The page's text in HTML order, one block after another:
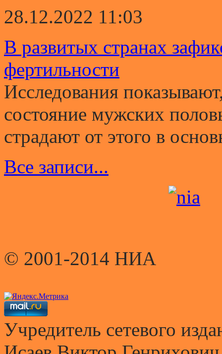
28.12.2022 11:03
В развитых странах
фертильности
Исследования
состояние мужских
страдают от этого в
Все записи...
© 2001-2014 НИА
Учредитель сетевого